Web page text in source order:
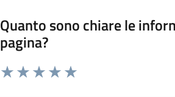
Quanto sono chiare le
pagina?